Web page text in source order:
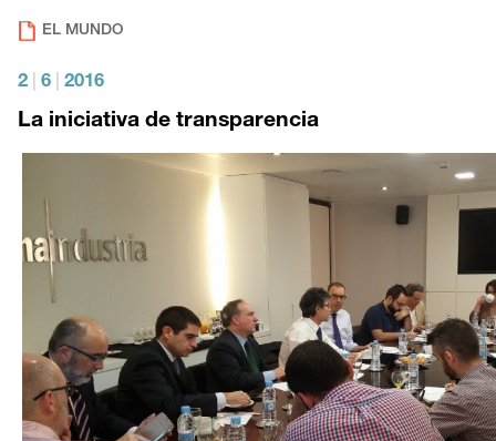
EL MUNDO
2 6 2016
La iniciativa de transparencia